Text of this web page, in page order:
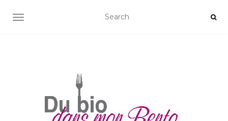
AFFICHER/MASQUER LA NAVIGATION